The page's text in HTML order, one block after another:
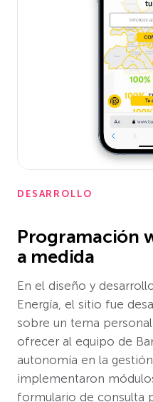
DESARROLLO
Programación
a medida
En el diseño y
Energía, el sitio fue
sobre un tema
ofrecer al equipo de
autonomía en la
implementaron
formulario de consulta